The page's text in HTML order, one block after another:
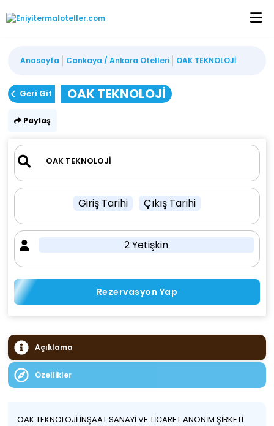
Anasayfa Cankaya / Ankara Otelleri OAK TEKNOLOJİ
Geri Git OAK TEKNOLOJİ
Paylaş
Giriş Tarihi Çıkış Tarihi
2 Yetişkin
Rezervasyon Yap
Açıklama
Özellikler
OAK TEKNOLOJİ İNŞAAT SANAYİ VE TİCARET ANONİM ŞİRKETİ